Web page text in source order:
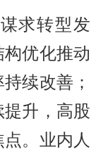
求转型发
优化推动
续改善；
升，高股
。业内人